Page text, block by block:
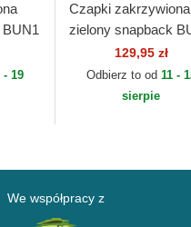
- 19
Czapki zakrzywiona
zielony snapback
Królik Bugs Looney
Tunes Capslab
129,95 zł
Odbierz to od 11 -
sierpie
We współpracy z